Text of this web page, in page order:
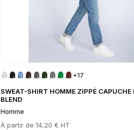
SWEAT-SHIRT HOMME ZIPPÉ CAPUCHE
BLEND
Homme
Prix
À partir de 14,20 € HT
+17